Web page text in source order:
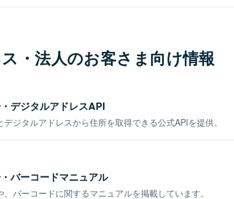
・法人のお客さま向け情報
デジタルアドレスAPI
デジタルアドレスから住所を取得できる公式APIを提供。
バーコードマニュアル
、バーコードに関するマニュアルを掲載しています。